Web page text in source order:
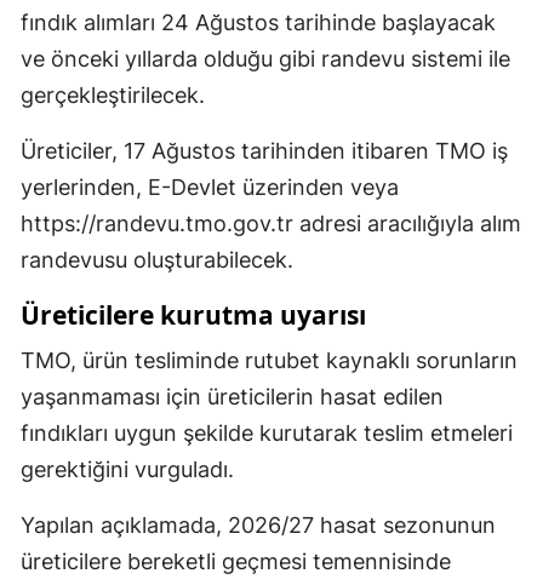
fındık alımları 24 Ağustos tarihinde başlayacak
ve önceki yıllarda olduğu gibi randevu sistemi ile
gerçekleştirilecek.
Üreticiler, 17 Ağustos tarihinden itibaren TMO iş
yerlerinden, E-Devlet üzerinden veya
https://randevu.tmo.gov.tr adresi aracılığıyla alım
randevusu oluşturabilecek.
Üreticilere kurutma uyarısı
TMO, ürün tesliminde rutubet kaynaklı sorunların
yaşanmaması için üreticilerin hasat edilen
fındıkları uygun şekilde kurutarak teslim etmeleri
gerektiğini vurguladı.
Yapılan açıklamada, 2026/27 hasat sezonunun
üreticilere bereketli geçmesi temennisinde